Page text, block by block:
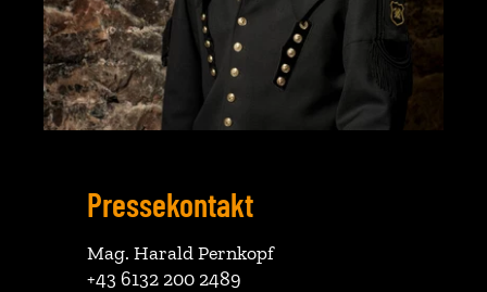
Pressekontakt
Mag. Harald Pernkopf
+43 6132 200 2489